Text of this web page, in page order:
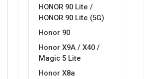
HONOR 90 Lite /
HONOR 90 Lite (5G)
Honor 90
Honor X9A / X40 /
Magic 5 Lite
Honor X8a
Love motivi